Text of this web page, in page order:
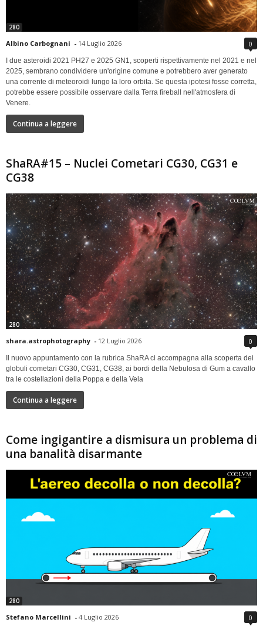
280
Albino Carbognani - 14 Luglio 2026 0
I due asteroidi 2021 PH27 e 2025 GN1, scoperti rispettivamente nel 2021 e nel
2025, sembrano condividere un'origine comune e potrebbero aver generato
una corrente di meteoroidi lungo la loro orbita. Se questa ipotesi fosse corretta,
potrebbe essere possibile osservare dalla Terra fireball nell'atmosfera di
Venere.
Continua a leggere
ShaRA#15 – Nuclei Cometari CG30, CG31 e
CG38
280
shara.astrophotography - 12 Luglio 2026 0
Il nuovo appuntamento con la rubrica ShaRA ci accompagna alla scoperta dei
globuli cometari CG30, CG31, CG38, ai bordi della Nebulosa di Gum a cavallo
tra le costellazioni della Poppa e della Vela
Continua a leggere
Come ingigantire a dismisura un problema di
una banalità disarmante
280
Stefano Marcellini - 4 Luglio 2026 0